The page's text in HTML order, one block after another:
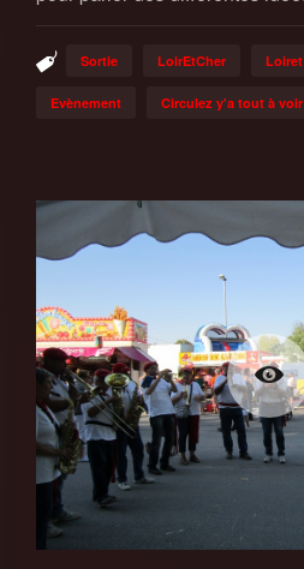
Sortie LoirEtCher Loiret
Evènement Circulez y'a tout à voir